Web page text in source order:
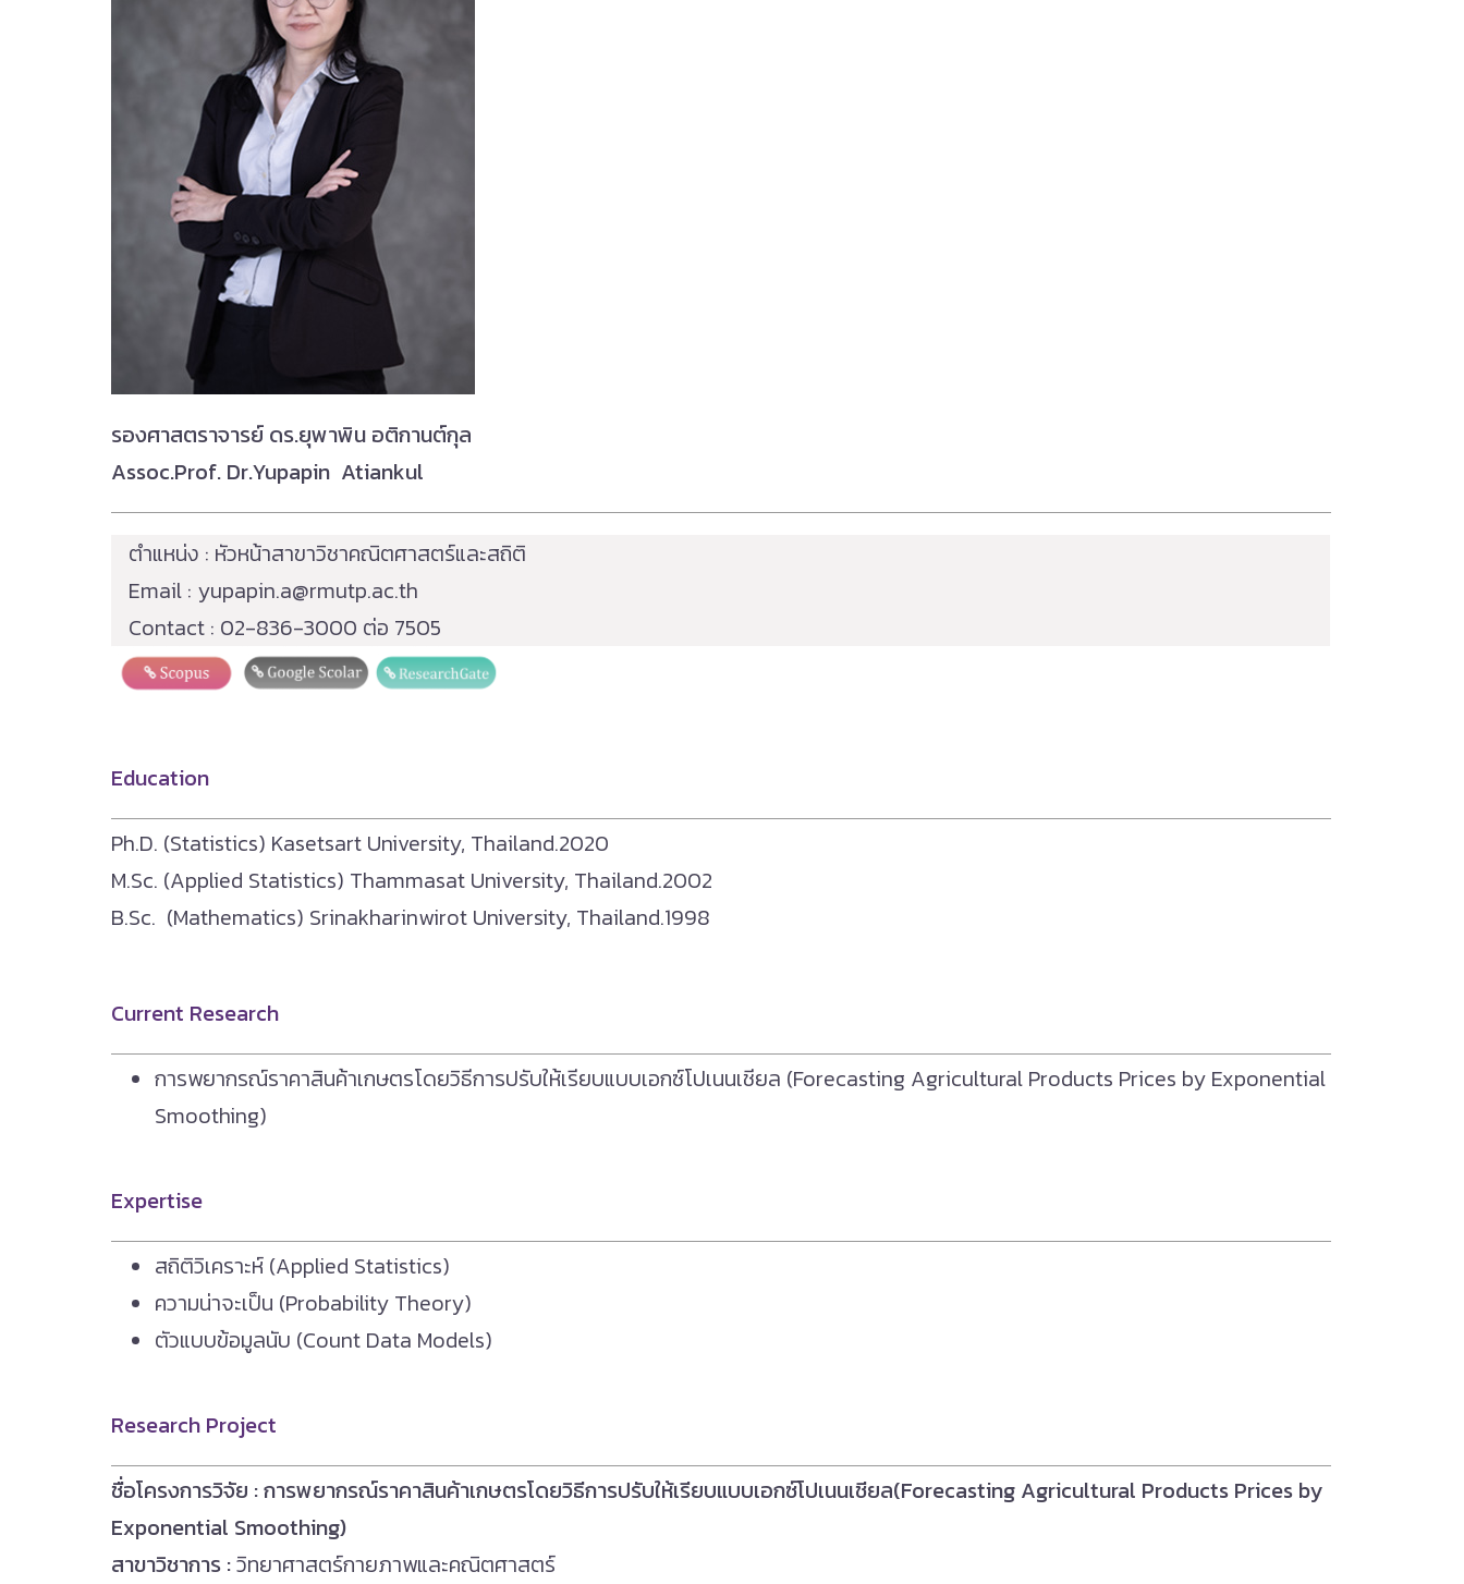
รองศาสตราจารย์ ดร.ยุพาพิน อติกานต์กุล
Assoc.Prof. Dr.Yupapin Atiankul
ตำแหน่ง : หัวหน้าสาขาวิชาคณิตศาสตร์และสถิติ
Email : yupapin.a@rmutp.ac.th
Contact : 02-836-3000 ต่อ 7505
Education
Ph.D. (Statistics) Kasetsart University, Thailand.2020
M.Sc. (Applied Statistics) Thammasat University, Thailand.2002
B.Sc. (Mathematics) Srinakharinwirot University, Thailand.1998
Current Research
การพยากรณ์ราคาสินค้าเกษตรโดยวิธีการปรับให้เรียบแบบเอกซ์โปเนนเชียล (Forecasting Agricultural Products Prices by Exponential
Smoothing)
Expertise
สถิติวิเคราะห์ (Applied Statistics)
ความน่าจะเป็น (Probability Theory)
ตัวแบบข้อมูลนับ (Count Data Models)
Research Project
ชื่อโครงการวิจัย ​: การพยากรณ์ราคาสินค้าเกษตรโดยวิธีการปรับให้เรียบแบบเอกซ์โปเนนเชียล(Forecasting Agricultural Products Prices by
Exponential Smoothing)
สาขาวิชาการ :วิทยาศาสตร์กายภาพและคณิตศาสตร์